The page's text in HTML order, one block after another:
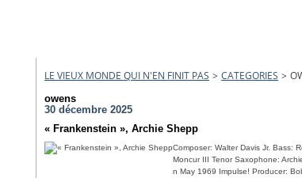
LE VIEUX MONDE QUI N'EN FINIT PAS > CATEGORIES >
owens
30 décembre 2025
« Frankenstein », Archie Shepp
Composer: Walter Davis Jr. Bass:
Moncur III Tenor Saxophone:
n May 1969 Impulse! Producer: